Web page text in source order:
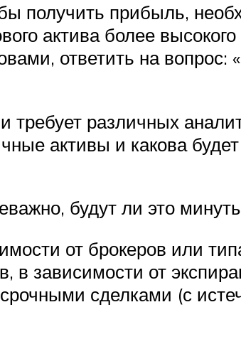
получить прибыль,
актива более
ответить на вопрос:
требует различных
активы и какова
будут ли это
от брокеров или
в зависимости от
сделками (с